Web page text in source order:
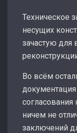
Техническое
несущих
зачастую для
Во всём
ничем не
заключений